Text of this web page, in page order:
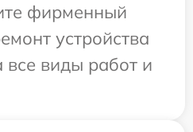
фирменный
устройства
виды работ и